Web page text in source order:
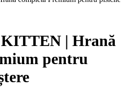
| Hrană
pentru